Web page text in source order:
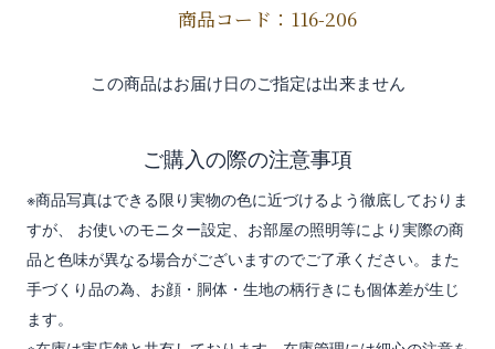
商品コード：116-206
この商品はお届け日のご指定は出来ません
ご購入の際の注意事項
※商品写真はできる限り実物の色に近づけるよう徹底しておりま
すが、 お使いのモニター設定、お部屋の照明等により実際の商
品と色味が異なる場合がございますのでご了承ください。また
手づくり品の為、お顔・胴体・生地の柄行きにも個体差が生じ
ます。